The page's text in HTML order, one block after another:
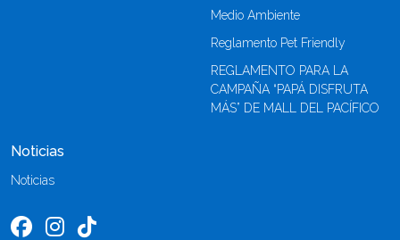
Medio Ambiente
Reglamento Pet Friendly
REGLAMENTO PARA LA
CAMPAÑA “PAPÁ DISFRUTA
MÁS” DE MALL DEL PACÍFICO
Noticias
Noticias